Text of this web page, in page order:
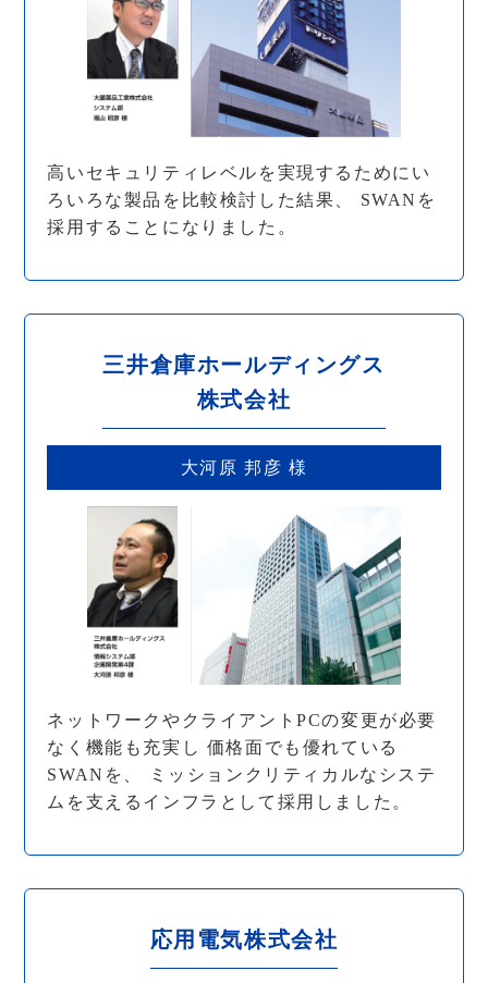
高いセキュリティレベルを実現するためにい
ろいろな製品を比較検討した結果、 SWANを
採用することになりました。
三井倉庫ホールディングス
株式会社
大河原 邦彦 様
ネットワークやクライアントPCの変更が必要
なく機能も充実し 価格面でも優れている
SWANを、 ミッションクリティカルなシステ
ムを支えるインフラとして採用しました。
応用電気株式会社